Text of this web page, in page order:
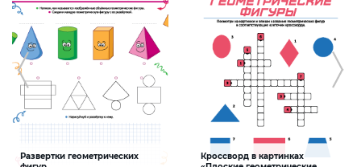
Развертки геометрических
Кроссворд в картинках